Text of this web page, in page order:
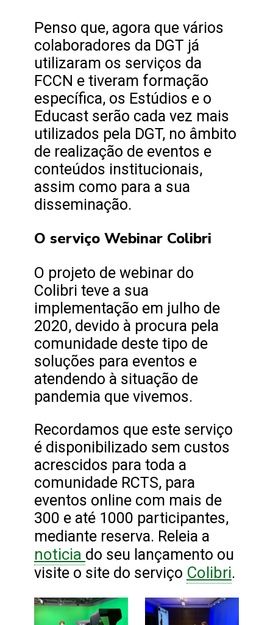
Penso que, agora que vários
colaboradores da DGT já
utilizaram os serviços da
FCCN e tiveram formação
específica, os Estúdios e o
Educast serão cada vez mais
utilizados pela DGT, no âmbito
de realização de eventos e
conteúdos institucionais,
assim como para a sua
disseminação.
O serviço Webinar Colibri
O projeto de webinar do
Colibri teve a sua
implementação em julho de
2020, devido à procura pela
comunidade deste tipo de
soluções para eventos e
atendendo à situação de
pandemia que vivemos.
Recordamos que este serviço
é disponibilizado sem custos
acrescidos para toda a
comunidade RCTS, para
eventos online com mais de
300 e até 1000 participantes,
mediante reserva. Releia a
noticia do seu lançamento ou
visite o site do serviço Colibri.